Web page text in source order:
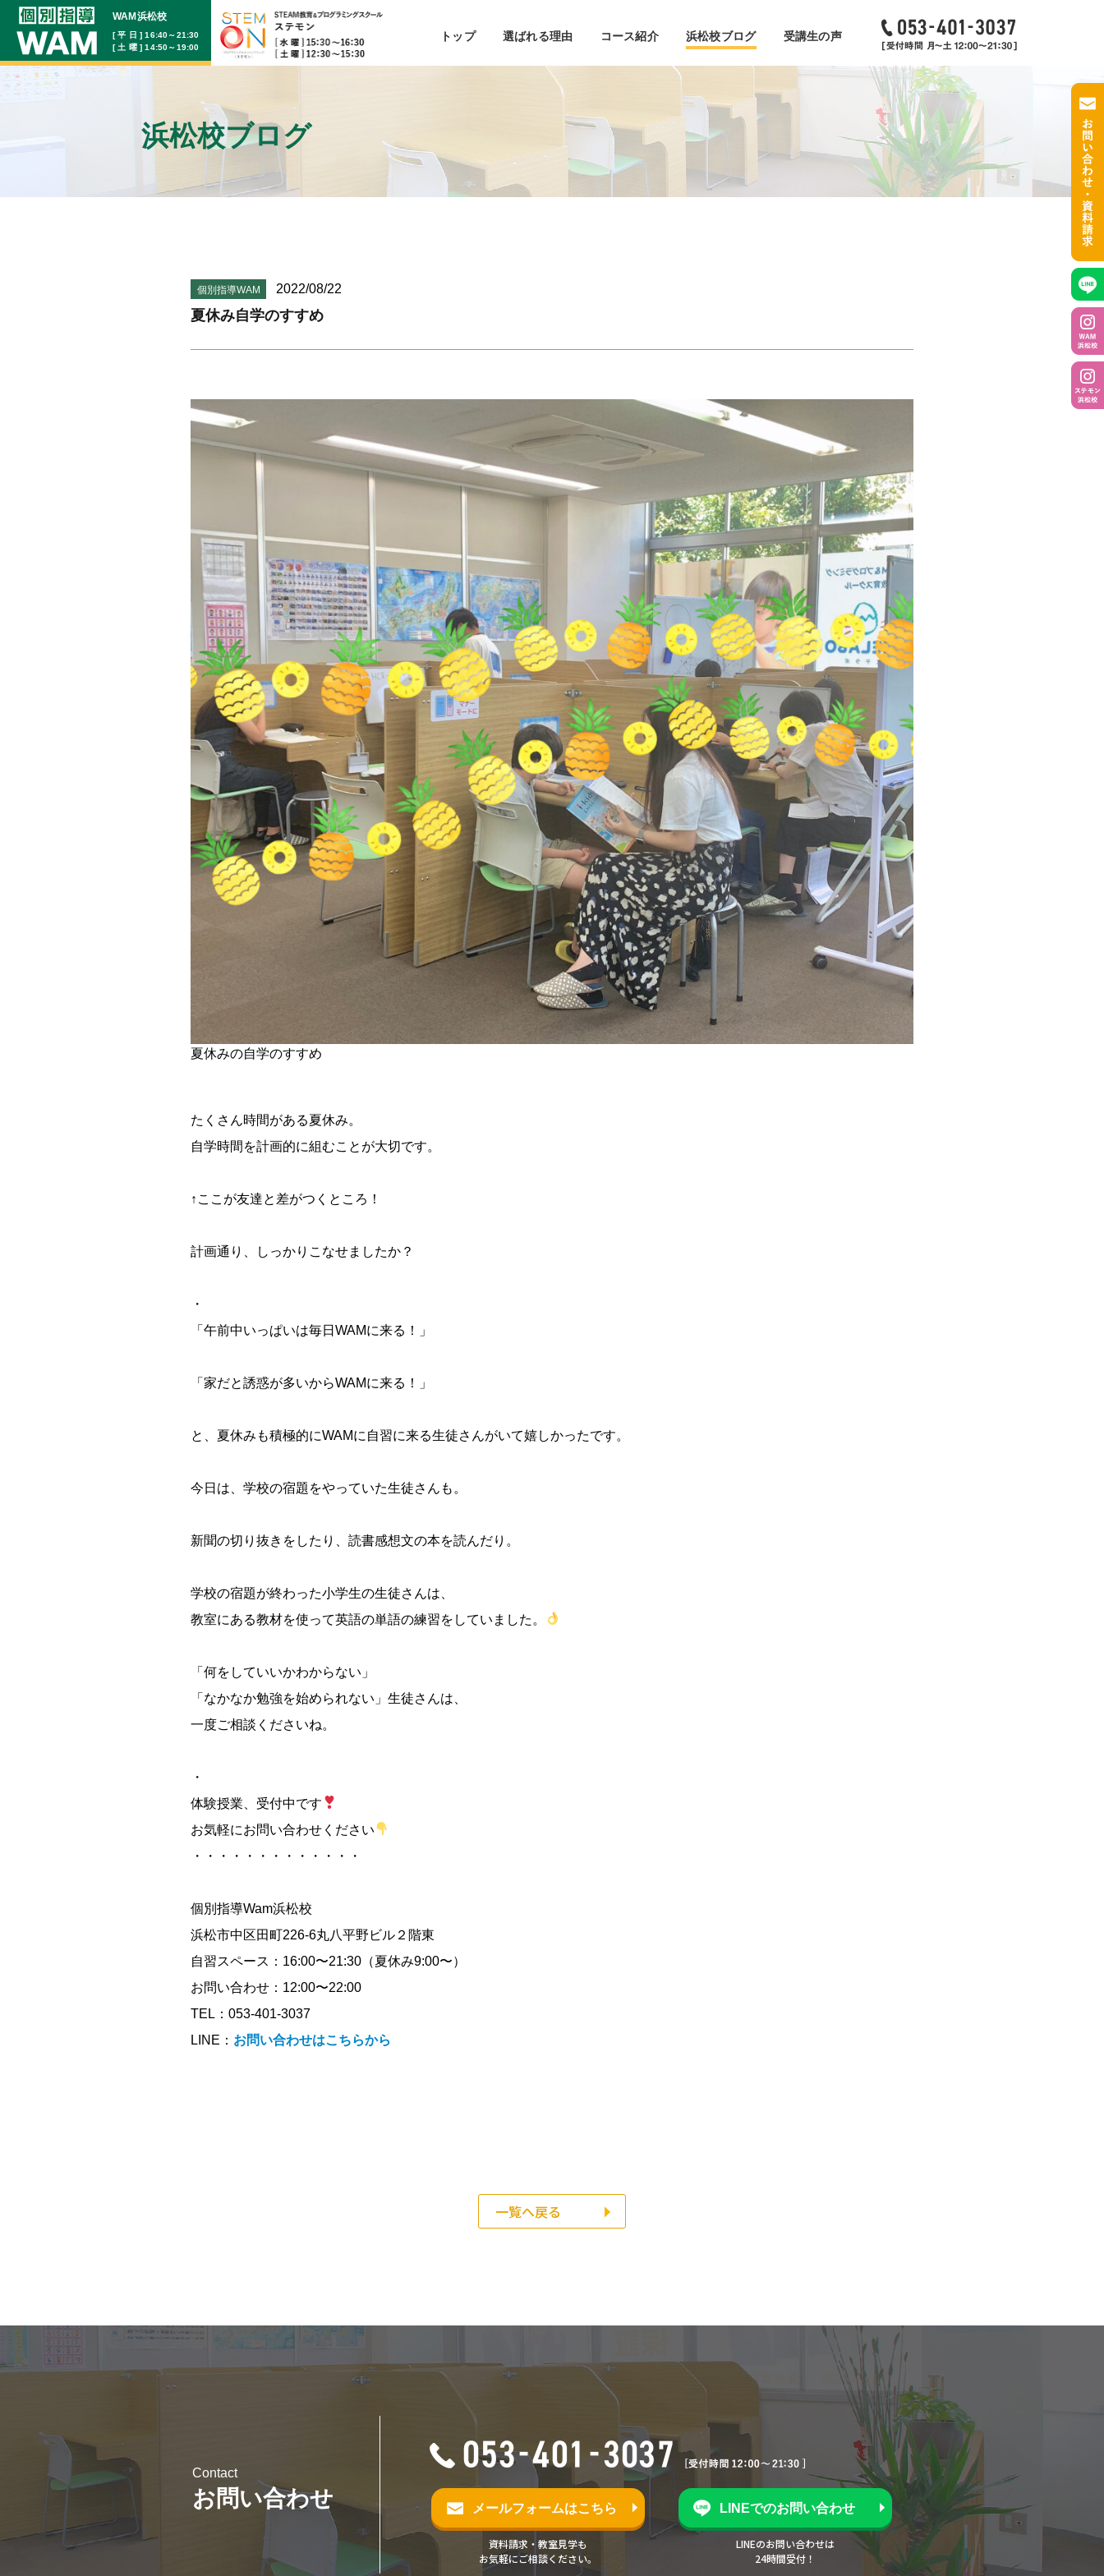
WAM浜松校
[ 平 日 ] 16:40～21:30
[ 土 曜 ] 14:50～19:00
トップ 選ばれる理由 コース紹介 浜松校ブログ 受講生の声
浜松校ブログ
個別指導WAM 2022/08/22
夏休み自学のすすめ
夏休みの自学のすすめ
たくさん時間がある夏休み。
自学時間を計画的に組むことが大切です。
↑ここが友達と差がつくところ！
計画通り、しっかりこなせましたか？
・
「午前中いっぱいは毎日WAMに来る！」
「家だと誘惑が多いからWAMに来る！」
と、夏休みも積極的にWAMに自習に来る生徒さんがいて嬉しかったです。
今日は、学校の宿題をやっていた生徒さんも。
新聞の切り抜きをしたり、読書感想文の本を読んだり。
学校の宿題が終わった小学生の生徒さんは、
教室にある教材を使って英語の単語の練習をしていました。
「何をしていいかわからない」
「なかなか勉強を始められない」生徒さんは、
一度ご相談くださいね。
・
体験授業、受付中です
お気軽にお問い合わせください
・・・・・・・・・・・・・
個別指導Wam浜松校
浜松市中区田町226-6丸八平野ビル２階東
自習スペース：16:00〜21:30（夏休み9:00〜）
お問い合わせ：12:00〜22:00
TEL：053-401-3037
LINE： お問い合わせはこちらから
一覧へ戻る
Contact
お問い合わせ メールフォームはこちら
資料請求・教室見学も
お気軽にご相談ください。
LINEでのお問い合わせ
LINEのお問い合わせは
24時間受付！